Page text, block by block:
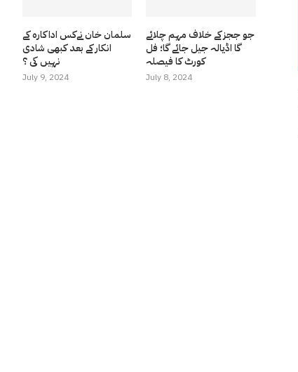
سلمان خان نےکس اداکارہ کے
انکار کے بعد کبھی شادی
نہیں کی ؟
July 9, 2024
جو ججز کے خلاف مہم چلائے
گا اڈیالہ جیل جائے گا؛ فل
کورٹ کا فیصلہ
July 8, 2024